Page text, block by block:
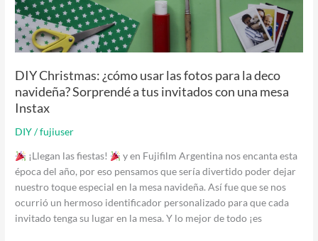
DIY Christmas: ¿cómo usar las fotos para la deco
navideña? Sorprendé a tus invitados con una mesa
Instax
DIY/fujiuser
¡Llegan las fiestas!
y en Fujifilm Argentina nos encanta esta
época del año, por eso pensamos que sería divertido poder dejar
nuestro toque especial en la mesa navideña. Así fue que se nos
ocurrió un hermoso identificador personalizado para que cada
invitado tenga su lugar en la mesa. Y lo mejor de todo ¡es
la
deco
navideña?
Sorprendé
a
invitados
una
mesa
Instax